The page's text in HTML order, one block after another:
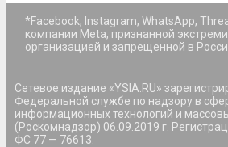
*Facebook, Instagram, WhatsApp,
компании Meta, признанной
организацией и запрещенной в
Сетевое издание «YSIA.RU»
Федеральной службе по надзору в
информационных технологий и
(Роскомнадзор) 06.09.2019 г.
ФС 77 — 76613.